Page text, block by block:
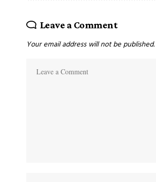
Leave a Comment
Your email address will not be published.